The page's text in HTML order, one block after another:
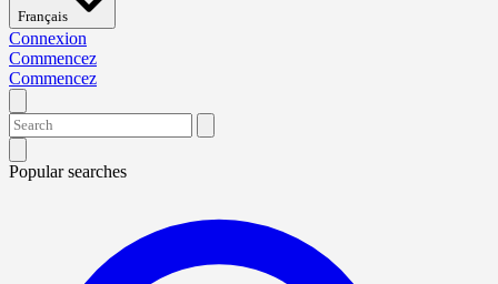
Français
Connexion
Commencez
Commencez
Popular searches